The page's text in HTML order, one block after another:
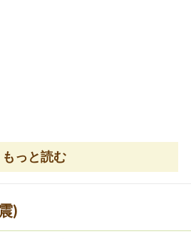
ージを一人ずつ伝えま
いりさまをはこぼう
もっと読む
)